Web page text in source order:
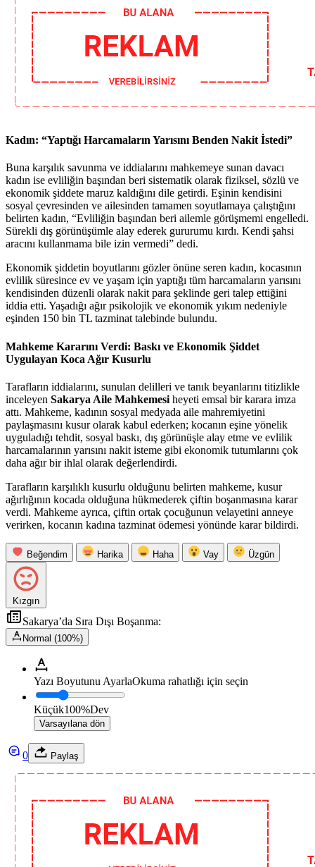
Kadın: “Yaptığı Harcamaların Yarısını Benden Nakit İstedi”
Buna karşılık savunma ve iddialarını mahkemeye sunan davacı
kadın ise evliliğin başından beri sistematik olarak fiziksel, sözlü ve
ekonomik şiddete maruz kaldığını dile getirdi. Eşinin kendisini
sosyal çevresinden ve ailesinden tamamen soyutlamaya çalıştığını
belirten kadın, “Evliliğin başından beri ailemle görüşmemi engelledi.
Sürekli dış görünüşümle alay ederek gururumu kırdı. Kendi şahsi
aracını kullanmama bile izin vermedi” dedi.
Ekonomik şiddetin boyutlarını gözler önüne seren kadın, kocasının
evlilik süresince ev ve yaşam için yaptığı tüm harcamaların yarısını
kendisinden düzenli olarak nakit para şeklinde geri talep ettiğini
iddia etti. Yaşadığı ağır psikolojik ve ekonomik yıkım nedeniyle
eşinden 150 bin TL tazminat talebinde bulundu.
Mahkeme Kararını Verdi: Baskı ve Ekonomik Şiddet
Uygulayan Koca Ağır Kusurlu
Tarafların iddialarını, sunulan delilleri ve tanık beyanlarını titizlikle
inceleyen Sakarya Aile Mahkemesi heyeti emsal bir karara imza
attı. Mahkeme, kadının sosyal medyada aile mahremiyetini
paylaşmasını kusur olarak kabul ederken; kocanın eşine yönelik
uyguladığı tehdit, sosyal baskı, dış görünüşle alay etme ve evlilik
harcamalarının yarısını nakit isteme gibi ekonomik tutumlarını çok
daha ağır bir ihlal olarak değerlendirdi.
Tarafların karşılıklı kusurlu olduğunu belirten mahkeme, kusur
ağırlığının kocada olduğuna hükmederek çiftin boşanmasına karar
verdi. Mahkeme ayrıca, çiftin ortak çocuğunun velayetini anneye
verirken, kocanın kadına tazminat ödemesi yönünde karar bildirdi.
Beğendim Harika Haha Vay Üzgün
Kızgın
Sakarya’da Sıra Dışı Boşanma:
Normal (100%)
Yazı Boyutunu AyarlaOkuma rahatlığı için seçin
Küçük100%Dev
Varsayılana dön
0 Paylaş